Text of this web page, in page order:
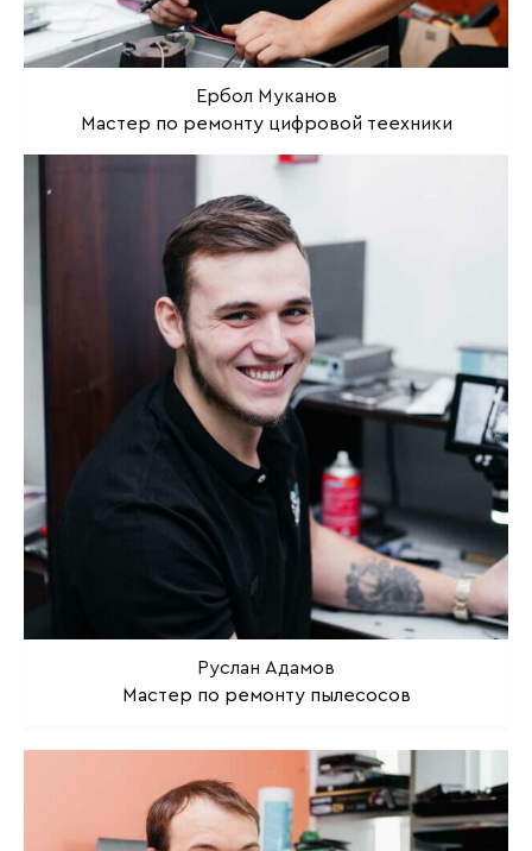
Ербол Муканов
Мастер по ремонту цифровой теехники
Руслан Адамов
Мастер по ремонту пылесосов